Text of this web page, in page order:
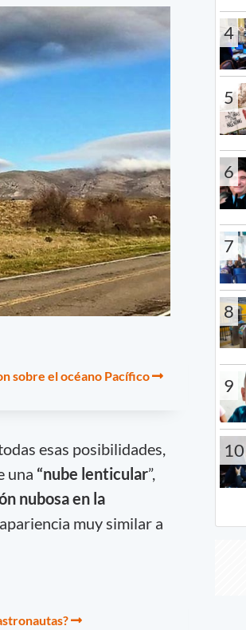
sobre el océano Pacífico
esas posibilidades,
una “nube lenticular”,
nubosa en la
muy similar a
4
5
6
7
8
9
10